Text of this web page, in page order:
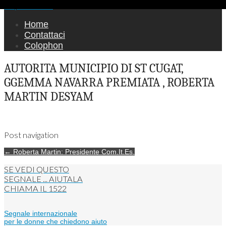
Home
Contattaci
Colophon
AUTORITA MUNICIPIO DI ST CUGAT,
GGEMMA NAVARRA PREMIATA , ROBERTA
MARTIN DESYAM
Post navigation
← Roberta Martin: Presidente Com.It.Es.
SE VEDI QUESTO
SEGNALE ... AIUTALA
CHIAMA IL 1522
Segnale internazionale
per le donne che chiedono aiuto